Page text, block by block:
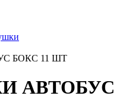
БОКС 11 ШТ
АВТОБУС